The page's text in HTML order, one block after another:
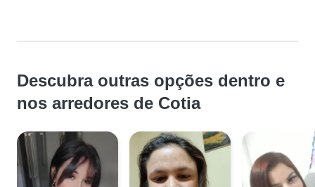
Descubra outras opções dentro e
nos arredores de Cotia